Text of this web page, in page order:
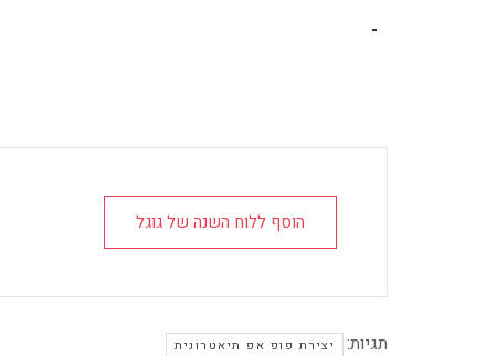
הוסף ללוח השנה של גוגל
תגיות: יצירת פופ אפ תיאטרונית